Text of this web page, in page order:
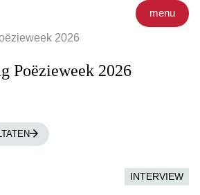
menu
2026
Poëzieweek 2026
INTERVIEW